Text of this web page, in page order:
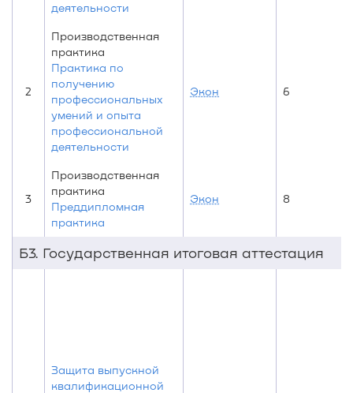
деятельности
2
Производственная
практика
Практика по
получению
профессиональных
умений и опыта
профессиональной
деятельности
Экон 6
3
Производственная
практика
Преддипломная
практика
Экон 8
Б3. Государственная итоговая аттестация
Защита выпускной
квалификационной